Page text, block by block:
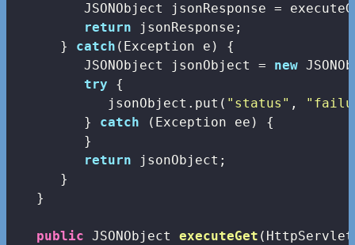
JSONObject jsonResponse =
return jsonResponse;
      }
catch (Exception e) {
         JSONObject jsonObject =
new
try {
            jsonObject.put(
"status" ,
         }
catch (Exception ee) {
         }
return jsonObject;
      }
   }
public JSONObject executeGet